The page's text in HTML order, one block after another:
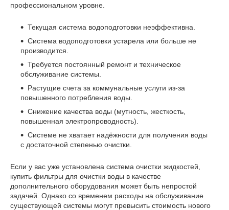
Если у вас уже установлена система очистки жидкостей,
купить фильтры для очистки воды в качестве
дополнительного оборудования может быть непростой
задачей. Однако со временем расходы на обслуживание
существующей системы могут превысить стоимость нового
Текущая система водоподготовки неэффективна.
Система водоподготовки устарела или больше не
производится.
Требуется постоянный ремонт и техническое
обслуживание системы.
Растущие счета за коммунальные услуги из-за
повышенного потребления воды.
Снижение качества воды (мутность, жесткость,
повышенная электропроводность).
Системе не хватает надёжности для получения воды
с достаточной степенью очистки.
профессиональном уровне.